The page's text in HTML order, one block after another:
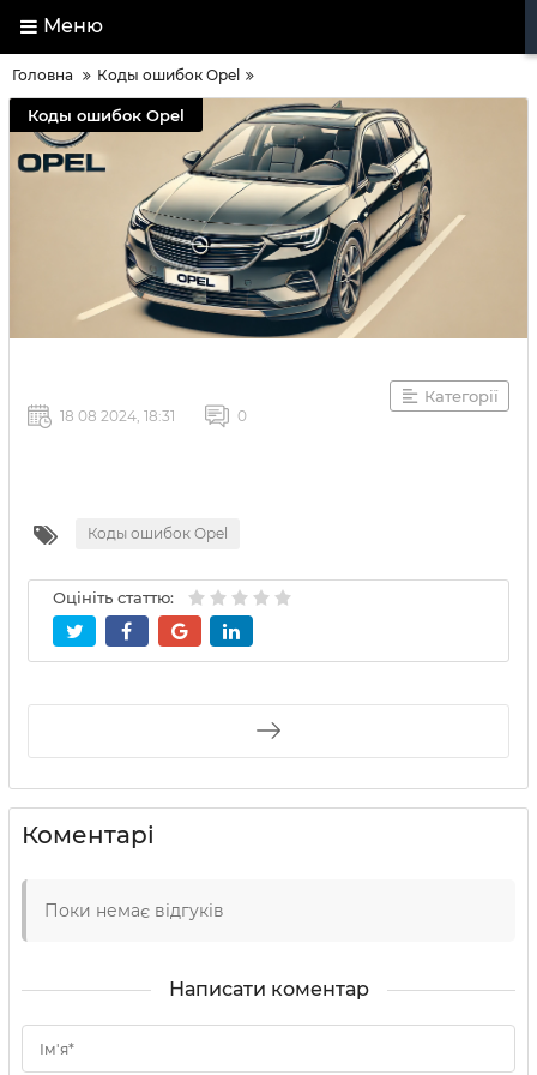
Меню
Головна Коды ошибок Opel
Коды ошибок Opel
Категорії
18 08 2024, 18:31 0
Коды ошибок Opel
Оцініть статтю:
Коментарі
Поки немає відгуків
Написати коментар
Ім'я*